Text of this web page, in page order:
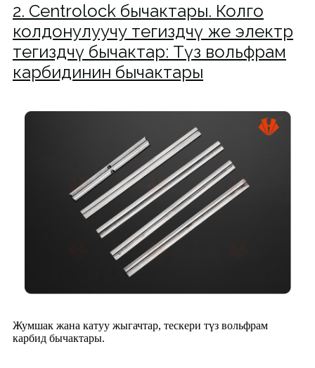
2. Centrolock бычактары. Колго
колдонулуучу тегиздөөчү же электр
тегиздөөчү бычактар: Түз вольфрам
карбидинин бычактары
Жумшак жана катуу жыгачтар, тескери түз вольфрам
карбид бычактары.